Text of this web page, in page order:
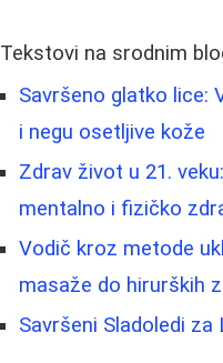
Tekstovi na srodnim
Savršeno glatko lice:
i negu osetljive kože
Zdrav život u 21.
mentalno i fizičko
Vodič kroz metode
masaže do hirurških
Savršeni Sladoledi